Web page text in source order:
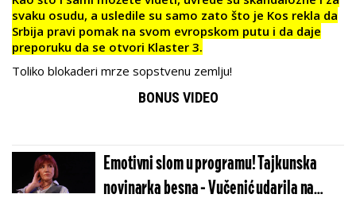
svaku osudu, a usledile su samo zato što je Kos rekla da
Srbija pravi pomak na svom evropskom putu i da daje
preporuku da se otvori Klaster 3.
Toliko blokaderi mrze sopstvenu zemlju!
BONUS VIDEO
Emotivni slom u programu! Tajkunska
novinarka besna - Vučenić udarila na